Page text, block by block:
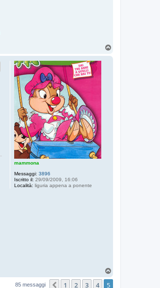
mammona
Messaggi: 3896
Iscritto il: 29/09/2009, 16:06
Località: liguria appena a ponente
85 messaggi Precedente
1 2 3 4 5